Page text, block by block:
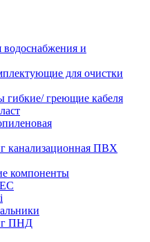
и
для очистки
греющие кабеля
канализационная ПВХ
компоненты
ПНД